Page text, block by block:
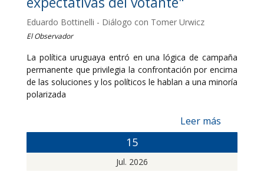
Eduardo Bottinelli - Diálogo con Tomer Urwicz
El Observador
La política uruguaya entró en una lógica de campaña
permanente que privilegia la confrontación por encima
de las soluciones y los políticos le hablan a una minoría
polarizada
Leer más
15
Jul. 2026